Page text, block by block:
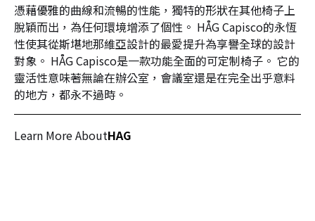
憑藉優雅的曲線和流暢的性能，獨特的形狀在其他椅子上
脫穎而出，為任何環境增添了個性。 HÅG Capisco的永恆
性使其從斯堪地那維亞設計的最愛提升為享譽全球的設計
對象。 HÅG Capisco是一款功能全面的可定制椅子。 它的
靈活性意味著無論在辦公室，會議室還是在完全出乎意料
的地方，都永不過時。
Learn More AboutHAG